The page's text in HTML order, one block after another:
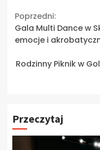
Continue
Reading
Poprzedni:
Gala Multi Dance w
emocje i
Rodzinny Piknik w
Przeczytaj